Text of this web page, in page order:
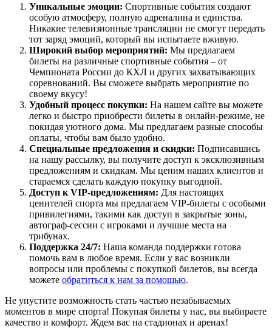
Уникальные эмоции: Спортивные события создают
особую атмосферу, полную адреналина и единства.
Никакие телевизионные трансляции не смогут передать
тот заряд эмоций, который вы испытаете вживую.
Широкий выбор мероприятий: Мы предлагаем
билеты на различные спортивные события – от
Чемпионата России до КХЛ и других захватывающих
соревнований. Вы сможете выбрать мероприятие по
своему вкусу!
Удобный процесс покупки: На нашем сайте вы можете
легко и быстро приобрести билеты в онлайн-режиме, не
покидая уютного дома. Мы предлагаем разные способы
оплаты, чтобы вам было удобно.
Специальные предложения и скидки: Подписавшись
на нашу рассылку, вы получите доступ к эксклюзивным
предложениям и скидкам. Мы ценим наших клиентов и
стараемся сделать каждую покупку выгодной.
Доступ к VIP-предложениям: Для настоящих
ценителей спорта мы предлагаем VIP-билеты с особыми
привилегиями, такими как доступ в закрытые зоны,
автограф-сессии с игроками и лучшие места на
трибунах.
Поддержка 24/7: Наша команда поддержки готова
помочь вам в любое время. Если у вас возникли
вопросы или проблемы с покупкой билетов, вы всегда
можете обратиться к нам за помощью.
Не упустите возможность стать частью незабываемых
моментов в мире спорта! Покупая билеты у нас, вы выбираете
качество и комфорт. Ждем вас на стадионах и аренах!